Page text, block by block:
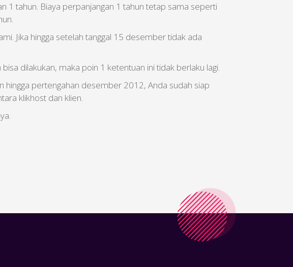
1 tahun. Biaya perpanjangan 1 tahun tetap sama seperti
Jika hingga setelah tanggal 15 desember tidak ada
dilakukan, maka poin 1 ketentuan ini tidak berlaku lagi.
hingga pertengahan desember 2012, Anda sudah siap
klikhost dan klien.